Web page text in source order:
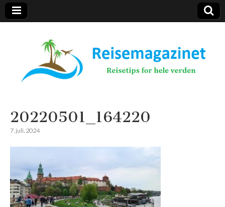
Reisemagazinet
20220501_164220
7. juli, 2024